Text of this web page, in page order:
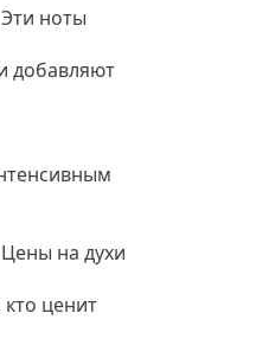
ноты
добавляют
на духи
ценит